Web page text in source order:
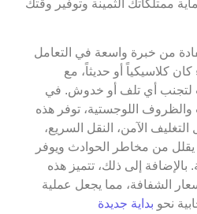
ممتلكاتك الثمينة وتوفير وقتك
من خبرة واسعة في التعامل
كلاسيكياً أو حديثاً، مع
لتجنب أي تلف أو خدوش. في
اللوجستية، توفر هذه
الآمن، النقل السريع،
يقلل من مخاطر الحوادث ويوفر
إلى ذلك، تتميز هذه
الشفافة، مما يجعل عملية
نحو بداية جديدة